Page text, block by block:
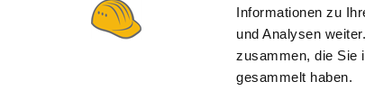
Informationen zu
und Analysen
zusammen, die Sie
gesammelt haben.